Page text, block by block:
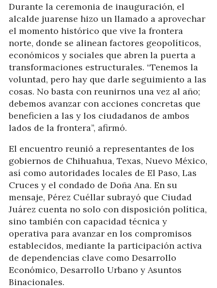
Durante la ceremonia de inauguración, el
alcalde juarense hizo un llamado a aprovechar
el momento histórico que vive la frontera
norte, donde se alinean factores geopolíticos,
económicos y sociales que abren la puerta a
transformaciones estructurales. “Tenemos la
voluntad, pero hay que darle seguimiento a las
cosas. No basta con reunirnos una vez al año;
debemos avanzar con acciones concretas que
beneficien a las y los ciudadanos de ambos
lados de la frontera”, afirmó.
El encuentro reunió a representantes de los
gobiernos de Chihuahua, Texas, Nuevo México,
así como autoridades locales de El Paso, Las
Cruces y el condado de Doña Ana. En su
mensaje, Pérez Cuéllar subrayó que Ciudad
Juárez cuenta no solo con disposición política,
sino también con capacidad técnica y
operativa para avanzar en los compromisos
establecidos, mediante la participación activa
de dependencias clave como Desarrollo
Económico, Desarrollo Urbano y Asuntos
Binacionales.